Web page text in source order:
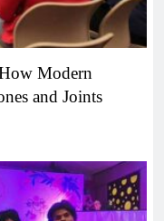
Modern
and Joints